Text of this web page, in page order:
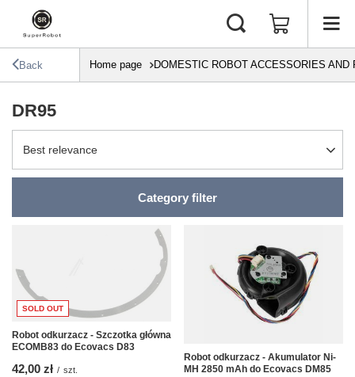
Back Home page DOMESTIC ROBOT ACCESSORIES AND
DR95
Change sorting
Best relevance
Category filter
SOLD OUT
Robot odkurzacz - Szczotka główna
ECOMB83 do Ecovacs D83
42,00 zł / szt.
Robot odkurzacz - Akumulator Ni-
MH 2850 mAh do Ecovacs DM85